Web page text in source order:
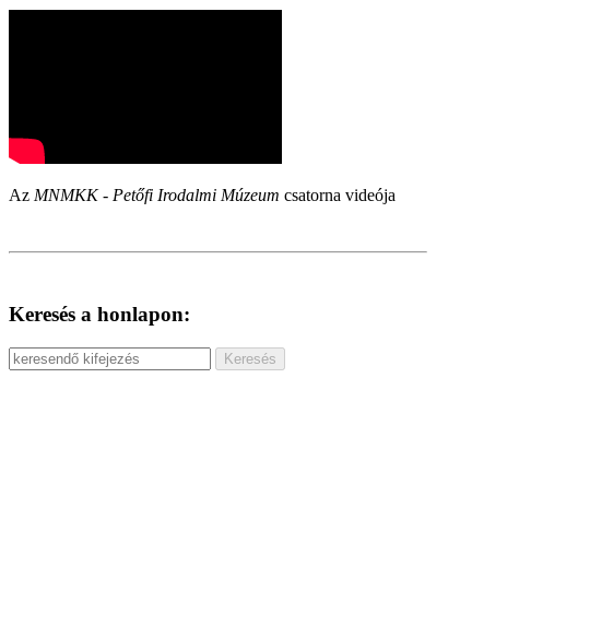
Az MNMKK - Petőfi Irodalmi Múzeum csatorna videója
Keresés a honlapon: